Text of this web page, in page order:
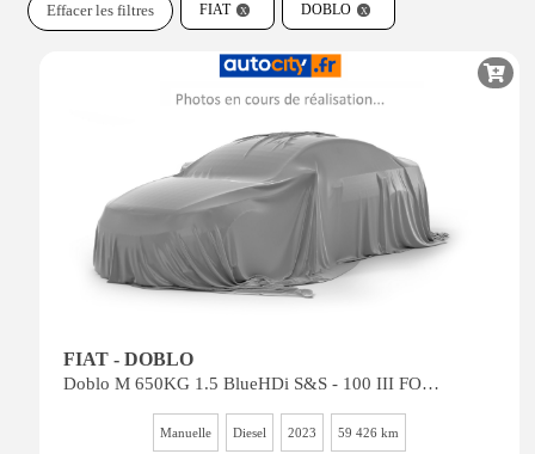
FIAT
Effacer les filtres DOBLO
FIAT - DOBLO
Doblo M 650KG 1.5 BlueHDi S&S - 100 III FOURGON Fourgon M PHASE 2
Manuelle Diesel 2023 59 426 km